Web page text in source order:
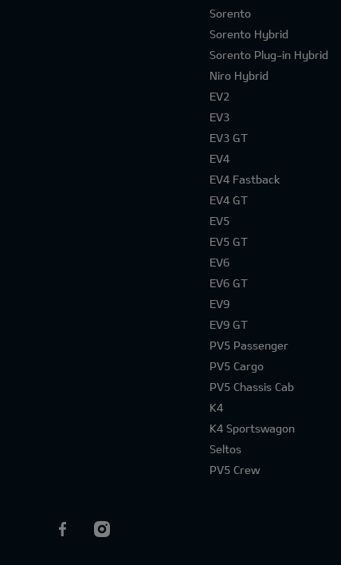
Sorento
Sorento Hybrid
Sorento Plug-in Hybrid
Niro Hybrid
EV2
EV3
EV3 GT
EV4
EV4 Fastback
EV4 GT
EV5
EV5 GT
EV6
EV6 GT
EV9
EV9 GT
PV5 Passenger
PV5 Cargo
PV5 Chassis Cab
K4
K4 Sportswagon
Seltos
PV5 Crew